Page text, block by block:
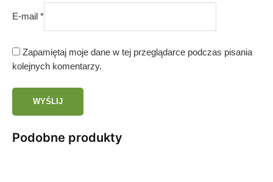
E-mail *
Zapamiętaj moje dane w tej przeglądarce podczas pisania
kolejnych komentarzy.
Podobne produkty